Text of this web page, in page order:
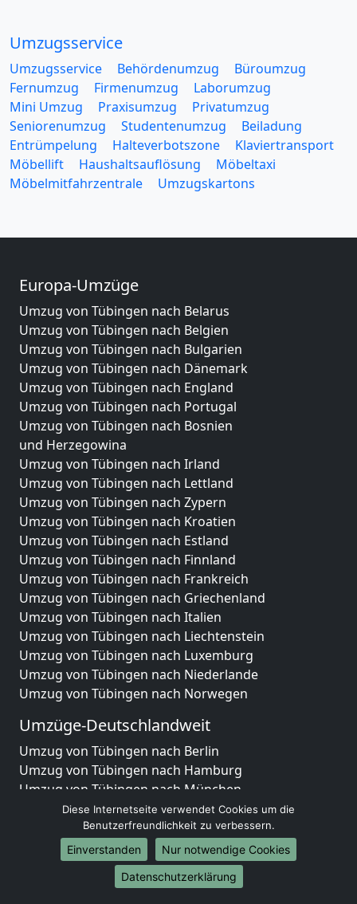
Umzugsservice
Umzugsservice Behördenumzug
Büroumzug
Fernumzug
Firmenumzug
Laborumzug
Mini Umzug
Praxisumzug
Privatumzug
Seniorenumzug
Studentenumzug
Beiladung
Entrümpelung
Halteverbotszone
Klaviertransport
Möbellift
Haushaltsauflösung
Möbeltaxi
Möbelmitfahrzentrale
Umzugskartons
Europa-Umzüge
Umzug von Tübingen nach Belarus
Umzug von Tübingen nach Belgien
Umzug von Tübingen nach Bulgarien
Umzug von Tübingen nach Dänemark
Umzug von Tübingen nach England
Umzug von Tübingen nach Portugal
Umzug von Tübingen nach Bosnien
und Herzegowina
Umzug von Tübingen nach Irland
Umzug von Tübingen nach Lettland
Umzug von Tübingen nach Zypern
Umzug von Tübingen nach Kroatien
Umzug von Tübingen nach Estland
Umzug von Tübingen nach Finnland
Umzug von Tübingen nach Frankreich
Umzug von Tübingen nach Griechenland
Umzug von Tübingen nach Italien
Umzug von Tübingen nach Liechtenstein
Umzug von Tübingen nach Luxemburg
Umzug von Tübingen nach Niederlande
Umzug von Tübingen nach Norwegen
Umzüge-Deutschlandweit
Umzug von Tübingen nach Berlin
Umzug von Tübingen nach Hamburg
Umzug von Tübingen nach München
Umzug von Tübingen nach Köln
Umzug von Tübingen nach Frankfurt am Main
Umzug von Tübingen nach Stuttgart
Umzug von Tübingen nach Düsseldorf
Umzug von Tübingen nach Leipzig
Diese Internetseite verwendet Cookies um die
Benutzerfreundlichkeit zu verbessern.
Einverstanden
Nur notwendige Cookies
Datenschutzerklärung